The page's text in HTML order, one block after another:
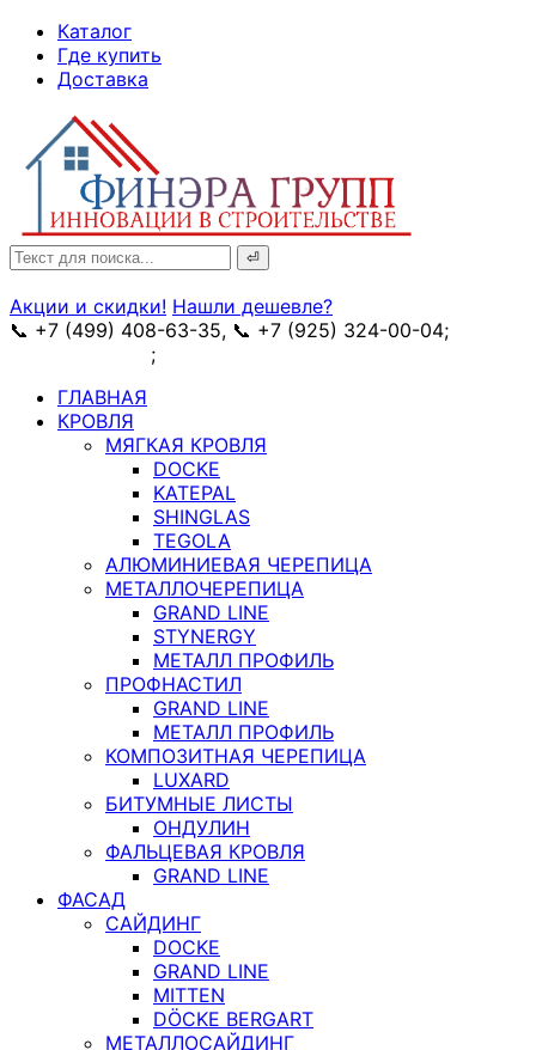
Skip
Content
Каталог
Где купить
Доставка
Search
for:
Акции и скидки! Нашли дешевле?
📞 +7 (499) 408-63-35, 📞 +7 (925) 324-00-04;
;
ГЛАВНАЯ
КРОВЛЯ
МЯГКАЯ КРОВЛЯ
DOCKE
KATEPAL
SHINGLAS
TEGOLA
АЛЮМИНИЕВАЯ ЧЕРЕПИЦА
МЕТАЛЛОЧЕРЕПИЦА
GRAND LINE
STYNERGY
МЕТАЛЛ ПРОФИЛЬ
ПРОФНАСТИЛ
GRAND LINE
МЕТАЛЛ ПРОФИЛЬ
КОМПОЗИТНАЯ ЧЕРЕПИЦА
LUXARD
БИТУМНЫЕ ЛИСТЫ
ОНДУЛИН
ФАЛЬЦЕВАЯ КРОВЛЯ
GRAND LINE
ФАСАД
САЙДИНГ
DOCKE
GRAND LINE
MITTEN
DÖCKE BERGART
МЕТАЛЛОСАЙДИНГ